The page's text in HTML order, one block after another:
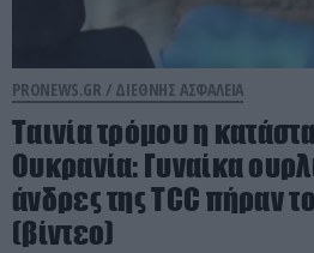
PRONEWS.GR / ΔΙΕΘΝΗΣ ΑΣΦΑΛΕΙΑ
Ταινία τρόμου η
Ουκρανία: Γυναίκα
άνδρες της TCC πήραν
(βίντεο)